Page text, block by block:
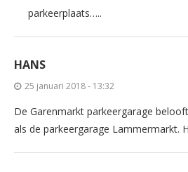
parkeerplaats…..
HANS
25 januari 2018 - 13:32
De Garenmarkt parkeergarage
als de parkeergarage Lammermarkt.